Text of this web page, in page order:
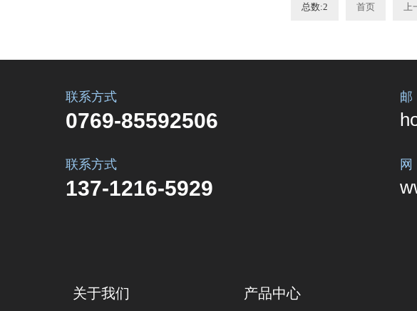
总数:2 首页
联系方式
0769-85592506
联系方式
137-1216-5929
关于我们 产品中心